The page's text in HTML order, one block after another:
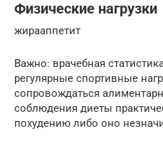
Физические нагрузки
жирааппетит
Важно: врачебная
регулярные спортивные
сопровождаться
соблюдения диеты
похудению либо оно